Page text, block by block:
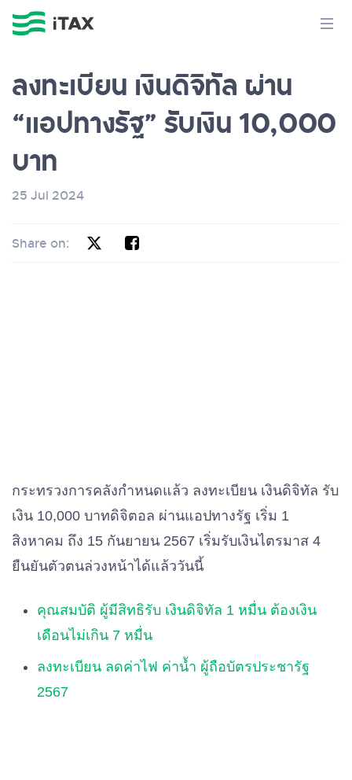
ลงทะเบียน เงินดิจิทัล ผ่าน
“แอปทางรัฐ” รับเงิน 10,000
บาท
25 Jul 2024
Share on:
กระทรวงการคลังกำหนดแล้ว ลงทะเบียน เงินดิจิทัล รับ
เงิน 10,000 บาทดิจิตอล ผ่านแอปทางรัฐ เริ่ม 1
สิงหาคม ถึง 15 กันยายน 2567 เริ่มรับเงินไตรมาส 4
ยืนยันตัวตนล่วงหน้าได้แล้ววันนี้
คุณสมบัติ ผู้มีสิทธิรับ เงินดิจิทัล 1 หมื่น ต้องเงิน
เดือนไม่เกิน 7 หมื่น
ลงทะเบียน ลดค่าไฟ ค่าน้ำ ผู้ถือบัตรประชารัฐ
2567